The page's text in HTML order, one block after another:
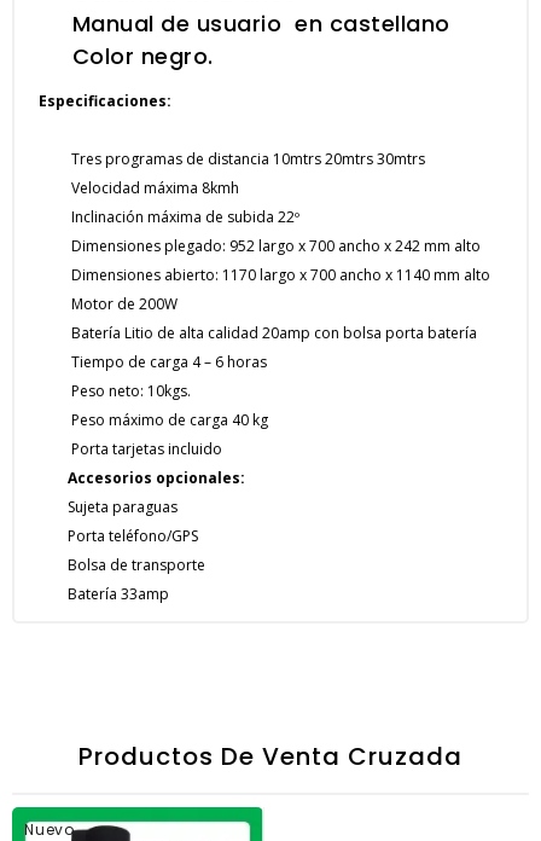
Manual de usuario en castellano
Color negro.
Especificaciones:
Tres programas de distancia 10mtrs 20mtrs 30mtrs
Velocidad máxima 8kmh
Inclinación máxima de subida 22º
Dimensiones plegado: 952 largo x 700 ancho x 242 mm alto
Dimensiones abierto: 1170 largo x 700 ancho x 1140 mm alto
Motor de 200W
Batería Litio de alta calidad 20amp con bolsa porta batería
Tiempo de carga 4 – 6 horas
Peso neto: 10kgs.
Peso máximo de carga 40 kg
Porta tarjetas incluido
Accesorios opcionales:
Sujeta paraguas
Porta teléfono/GPS
Bolsa de transporte
Batería 33amp
Productos De Venta Cruzada
Nuevo